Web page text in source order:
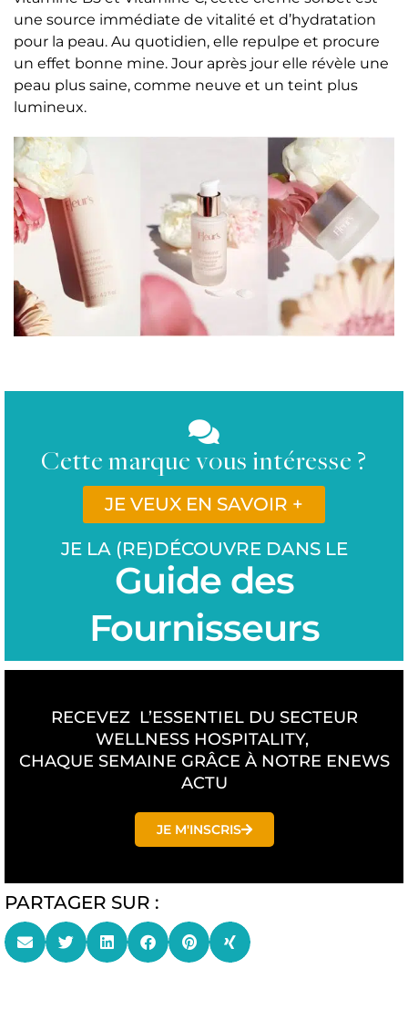
une source immédiate de vitalité et d’hydratation
pour la peau. Au quotidien, elle repulpe et procure
un effet bonne mine. Jour après jour elle révèle une
peau plus saine, comme neuve et un teint plus
lumineux.
Cette marque vous intéresse ?
JE VEUX EN SAVOIR +
JE LA (RE)DÉCOUVRE DANS LE
Guide des
Fournisseurs
RECEVEZ L’ESSENTIEL DU SECTEUR
WELLNESS HOSPITALITY,
CHAQUE SEMAINE GRÂCE À NOTRE ENEWS
ACTU
JE M'INSCRIS
PARTAGER SUR :